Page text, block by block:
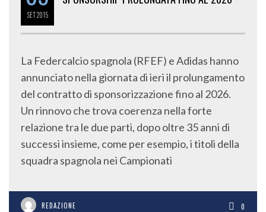
SET2015
La Federcalcio spagnola (RFEF) e Adidas hanno
annunciato nella giornata di ieri il prolungamento
del contratto di sponsorizzazione fino al 2026.
Un rinnovo che trova coerenza nella forte
relazione tra le due parti, dopo oltre 35 anni di
successi insieme, come per esempio, i titoli della
squadra spagnola nei Campionati
REDAZIONE 0